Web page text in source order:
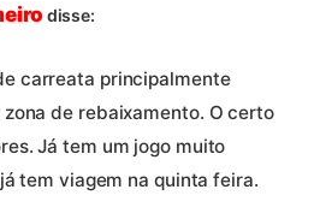
disse:
carreata principalmente
de rebaixamento. O certo
Já tem um jogo muito
tem viagem na quinta feira.